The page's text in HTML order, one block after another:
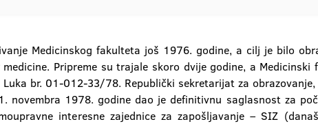
Medicinskog fakulteta još 1976. godine, a cilj je bilo
Pripreme su trajale skoro dvije godine, a
br. 01-012-33/78. Republički sekretarijat za
novembra 1978. godine dao je definitivnu saglasnost za
interesne zajednice za zapošljavanje – SIZ